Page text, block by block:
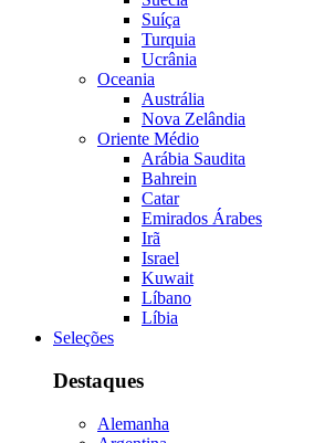
Suíça
Turquia
Ucrânia
Oceania
Austrália
Nova Zelândia
Oriente Médio
Arábia Saudita
Bahrein
Catar
Emirados Árabes
Irã
Israel
Kuwait
Líbano
Líbia
Seleções
Destaques
Alemanha